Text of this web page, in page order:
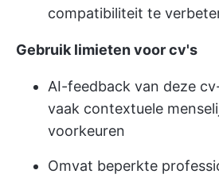
compatibiliteit te
Gebruik limieten voor cv's
AI-feedback van deze
vaak contextuele
voorkeuren
Omvat beperkte